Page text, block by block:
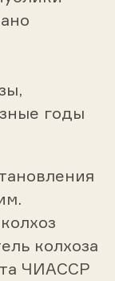
годы
колхоза
ЧИАССР